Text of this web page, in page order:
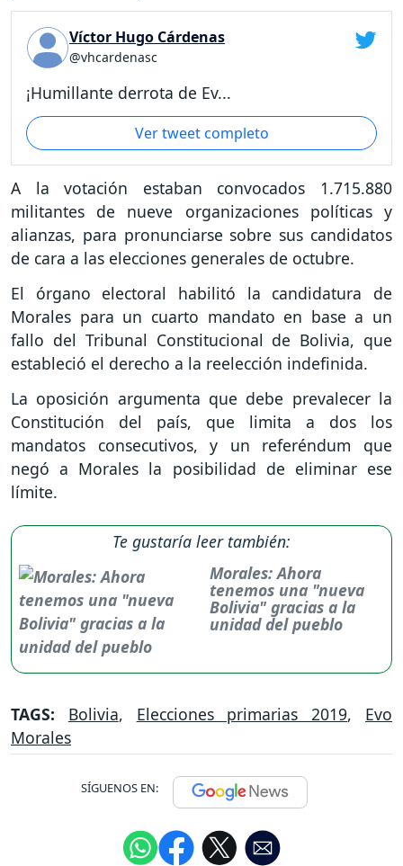
Víctor Hugo Cárdenas
@vhcardenasc
¡Humillante derrota de Ev...
Ver tweet completo
A la votación estaban convocados 1.715.880
militantes de nueve organizaciones políticas y
alianzas, para pronunciarse sobre sus candidatos
de cara a las elecciones generales de octubre.
El órgano electoral habilitó la candidatura de
Morales para un cuarto mandato en base a un
fallo del Tribunal Constitucional de Bolivia, que
estableció el derecho a la reelección indefinida.
La oposición argumenta que debe prevalecer la
Constitución del país, que limita a dos los
mandatos consecutivos, y un referéndum que
negó a Morales la posibilidad de eliminar ese
límite.
Te gustaría leer también:
Morales: Ahora
tenemos una "nueva
Bolivia" gracias a la
unidad del pueblo
TAGS: Bolivia, Elecciones primarias 2019, Evo
Morales
SÍGUENOS EN: